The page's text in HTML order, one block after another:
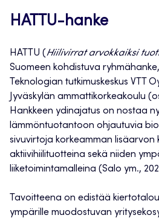
HATTU-hanke
HATTU (Hiilivirrat arvokkaiksi
Suomeen kohdistuva
Teknologian tutkimuskeskus VTT
Jyväskylän ammattikorkeakoulu
Hankkeen ydinajatus on nostaa
lämmöntuotantoon ohjautuvia
sivuvirtoja korkeamman
aktiivihiilituotteina sekä niiden
liiketoimintamalleina (Salo ym.,
Tavoitteena on edistää
ympärille muodostuvan